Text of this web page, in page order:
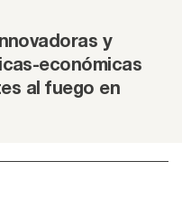
y
económicas
al fuego en